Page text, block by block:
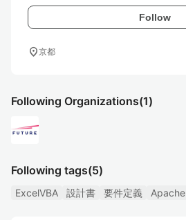
Follow
location_on京都
Following Organizations(1)
Following tags(5)
ExcelVBA 設計書 要件定義 Apache